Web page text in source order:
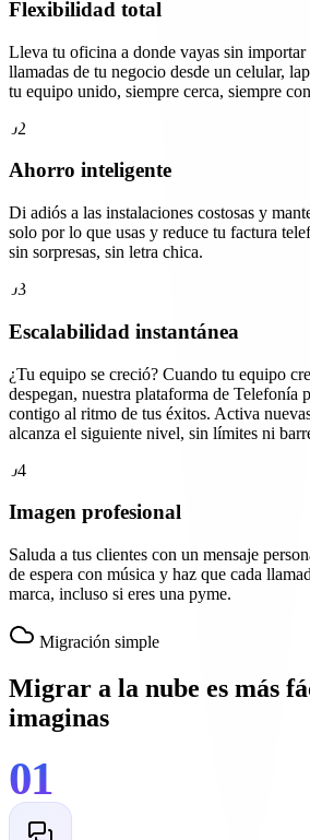
Flexibilidad total
Lleva tu oficina a donde vayas sin importar
llamadas de tu negocio desde un celular,
tu equipo unido, siempre cerca, siempre
02
Ahorro inteligente
Di adiós a las instalaciones costosas y
solo por lo que usas y reduce tu factura
sin sorpresas, sin letra chica.
03
Escalabilidad instantánea
¿Tu equipo se creció? Cuando tu equipo
despegan, nuestra plataforma de Telefonía
contigo al ritmo de tus éxitos. Activa
alcanza el siguiente nivel, sin límites ni
04
Imagen profesional
Saluda a tus clientes con un mensaje
de espera con música y haz que cada
marca, incluso si eres una pyme.
Migración simple
Migrar a la nube es más
imaginas
01